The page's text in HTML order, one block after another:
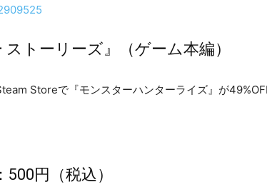
トーリーズ』（ゲーム本編）
円（税込）